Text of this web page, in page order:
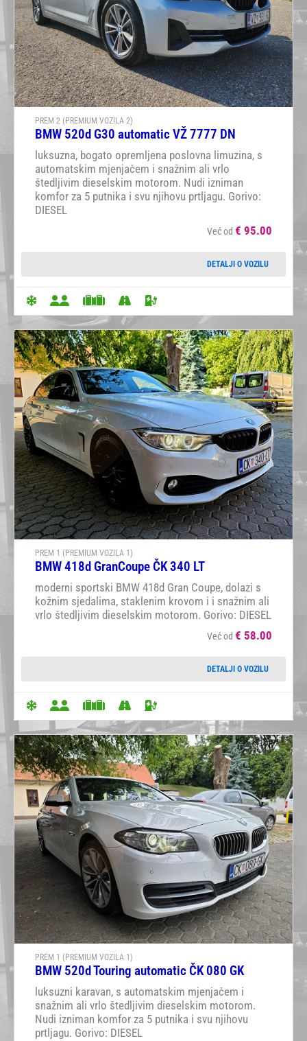
PREM 2 (PREMIUM VOZILA 2)
BMW 520d G30 automatic VŽ 7777 DN
luksuzna, bogato opremljena poslovna limuzina, s
automatskim mjenjačem i snažnim ali vrlo
štedljivim dieselskim motorom. Nudi izniman
komfor za 5 putnika i svu njihovu prtljagu. Gorivo:
DIESEL
Već od € 95.00
DETALJI O VOZILU
PREM 1 (PREMIUM VOZILA 1)
BMW 418d GranCoupe ČK 340 LT
moderni sportski BMW 418d Gran Coupe, dolazi s
kožnim sjedalima, staklenim krovom i i snažnim ali
vrlo štedljivim dieselskim motorom. Gorivo: DIESEL
Već od € 58.00
DETALJI O VOZILU
PREM 1 (PREMIUM VOZILA 1)
BMW 520d Touring automatic ČK 080 GK
luksuzni karavan, s automatskim mjenjačem i
snažnim ali vrlo štedljivim dieselskim motorom.
Nudi izniman komfor za 5 putnika i svu njihovu
prtljagu. Gorivo: DIESEL